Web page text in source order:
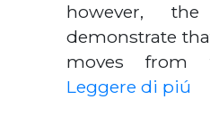
however,
demonstrate
moves from
Leggere di piú